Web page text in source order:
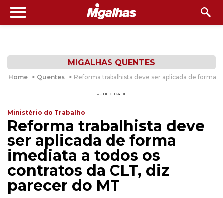
MIGALHAS QUENTES
Home > Quentes > Reforma trabalhista deve ser aplicada de forma
PUBLICIDADE
Ministério do Trabalho
Reforma trabalhista deve
ser aplicada de forma
imediata a todos os
contratos da CLT, diz
parecer do MT